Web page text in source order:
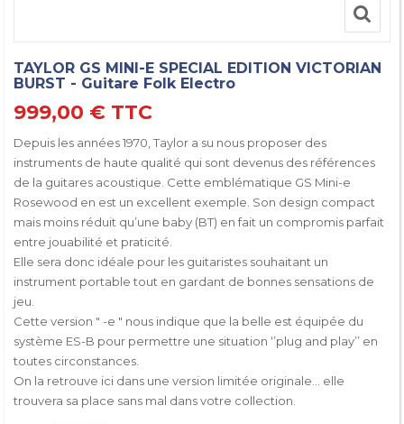
TAYLOR GS MINI-E SPECIAL EDITION VICTORIAN
BURST - Guitare Folk Electro
999,00 € TTC
Depuis les années 1970, Taylor a su nous proposer des
instruments de haute qualité qui sont devenus des références
de la guitares acoustique. Cette emblématique GS Mini-e
Rosewood en est un excellent exemple. Son design compact
mais moins réduit qu’une baby (BT) en fait un compromis parfait
entre jouabilité et praticité.
Elle sera donc idéale pour les guitaristes souhaitant un
instrument portable tout en gardant de bonnes sensations de
jeu.
Cette version " -e " nous indique que la belle est équipée du
système ES-B pour permettre une situation ‘’plug and play’’ en
toutes circonstances.
On la retrouve ici dans une version limitée originale… elle
trouvera sa place sans mal dans votre collection.